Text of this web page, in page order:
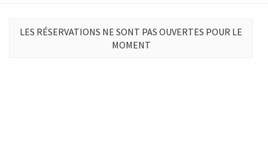
LES RÉSERVATIONS NE SONT PAS OUVERTES POUR LE
MOMENT